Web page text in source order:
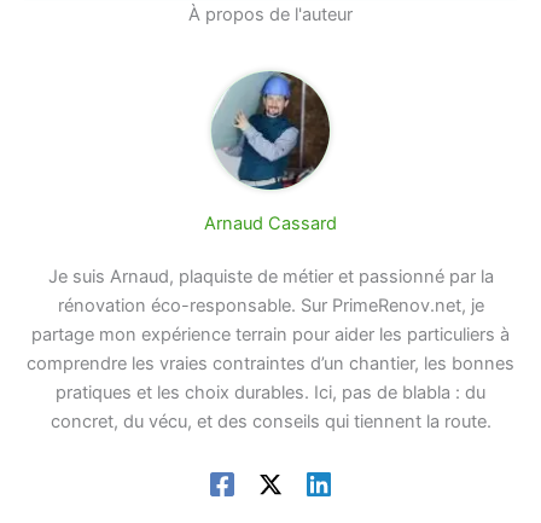
À propos de l'auteur
Arnaud Cassard
Je suis Arnaud, plaquiste de métier et passionné par la
rénovation éco-responsable. Sur PrimeRenov.net, je
partage mon expérience terrain pour aider les particuliers à
comprendre les vraies contraintes d’un chantier, les bonnes
pratiques et les choix durables. Ici, pas de blabla : du
concret, du vécu, et des conseils qui tiennent la route.